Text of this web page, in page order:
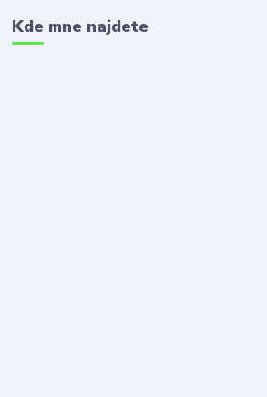
Kde mne najdete